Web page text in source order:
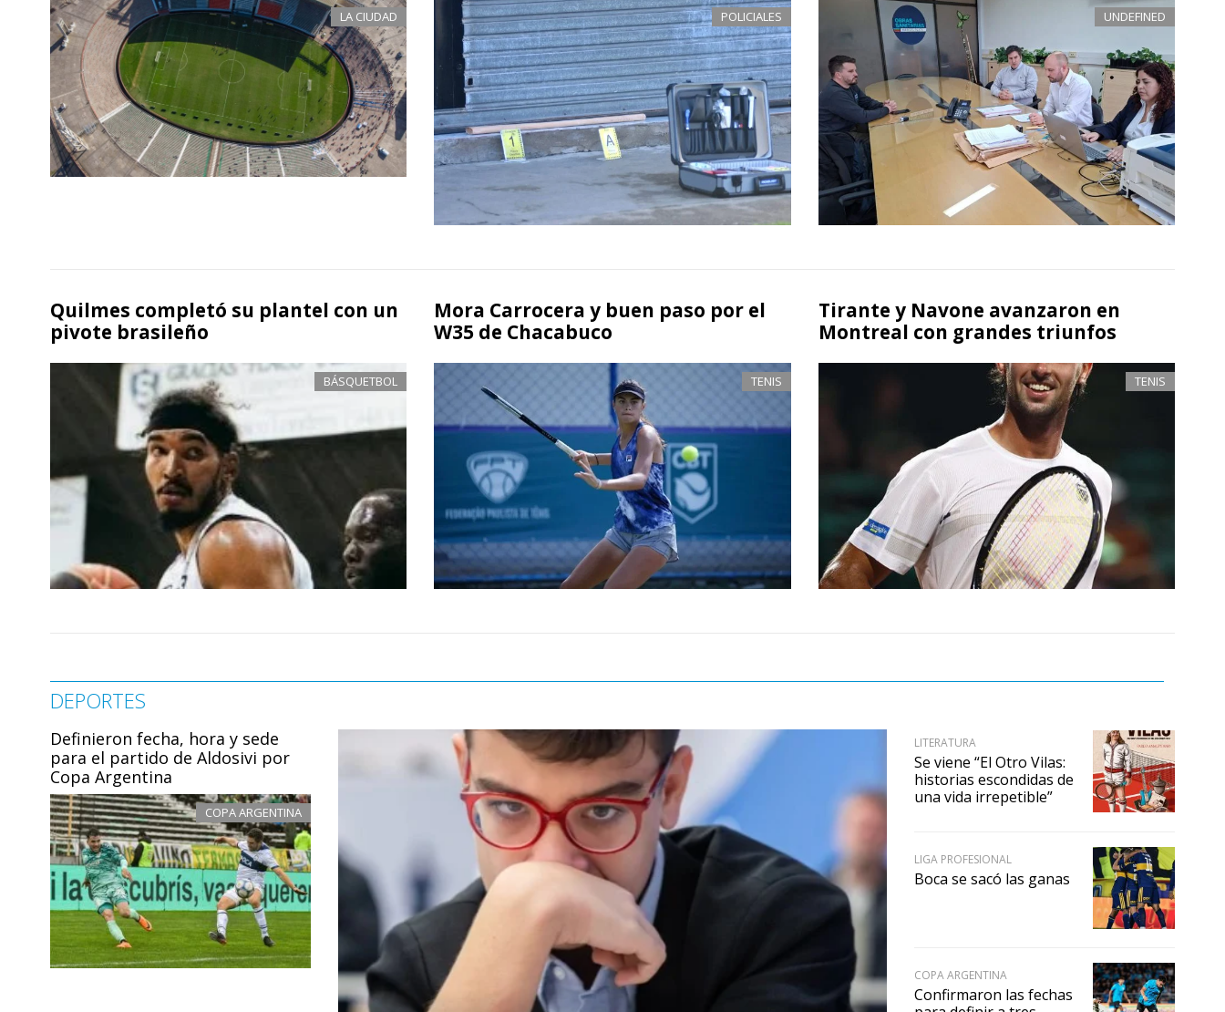
LA CIUDAD POLICIALES UNDEFINED
Quilmes completó su plantel con un
pivote brasileño
BÁSQUETBOL
Mora Carrocera y buen paso por el
W35 de Chacabuco
TENIS
Tirante y Navone avanzaron en
Montreal con grandes triunfos
TENIS
DEPORTES
Definieron fecha, hora y sede
para el partido de Aldosivi por
Copa Argentina
COPA ARGENTINA
LITERATURA
Se viene “El Otro Vilas:
historias escondidas de
una vida irrepetible”
LIGA PROFESIONAL
Boca se sacó las ganas
COPA ARGENTINA
Confirmaron las fechas